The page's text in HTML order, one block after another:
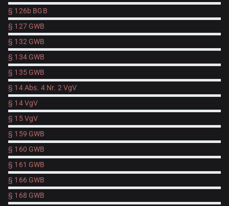
§ 126b BGB
§ 127 GWB
§ 132 GWB
§ 134 GWB
§ 135 GWB
§ 14 Abs. 4 Nr. 2 VgV
§ 14 VgV
§ 15 VgV
§ 159 GWB
§ 160 GWB
§ 161 GWB
§ 166 GWB
§ 168 GWB